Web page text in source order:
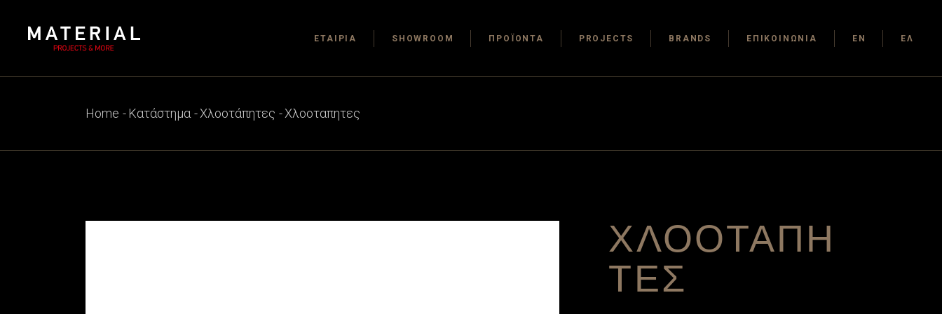
content
ΕΤΑΙΡΙΑ SHOWROOM ΠΡΟΪΟΝΤΑ PROJECTS BRANDS ΕΠΙΚΟΙΝΩΝΙΑ EN ΕΛ
Home Κατάστημα Χλοοτάπητες Χλοοταπητες
ΧΛΟΟΤΑΠΗ
ΤΕΣ